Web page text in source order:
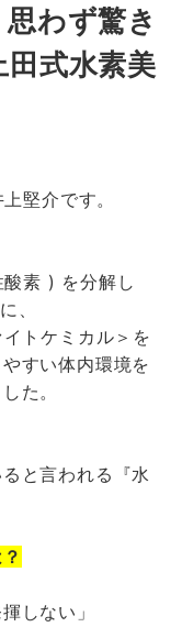
わず驚き
式水素美
堅介です。
素 ) を分解し
、
トケミカル＞を
すい体内環境を
た。
と言われる『水
しない」